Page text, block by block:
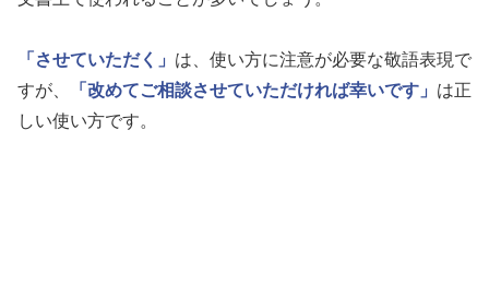
「させていただく」 は、使い方に注意が必要な敬語表現で
すが、
「改めてご相談させていただければ幸いです」 は正
しい使い方です。